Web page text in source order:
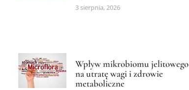
3 sierpnia, 2026
Wpływ mikrobiomu jelitowego
na utratę wagi i zdrowie
metaboliczne